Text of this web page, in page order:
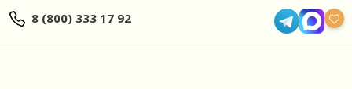
8 (800) 333 17 92